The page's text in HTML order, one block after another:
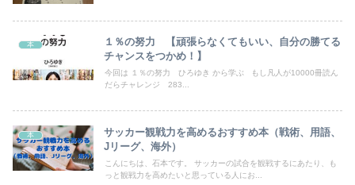
本
１％の努力 【頑張らなくてもいい、自分の勝てる
チャンスをつかめ！】
今回は １％の努力 ひろゆき から学ぶ もし凡人が10000冊読ん
だらチャレンジ 283...
本
サッカー観戦力を高めるおすすめ本（戦術、用語、
Jリーグ、海外）
こんにちは、石本です。 サッカーの試合を観戦するにあたり、も
っと観戦力を高めたいと思っている人にお...